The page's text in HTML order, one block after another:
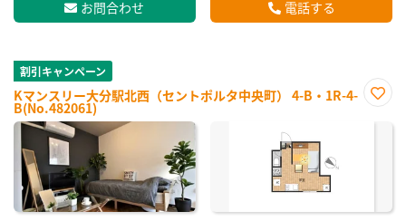
お問合わせ 電話する
割引キャンペーン
Kマンスリー大分駅北西（セントポルタ中央町） 4-B・1R-4-
B(No.482061)
に入